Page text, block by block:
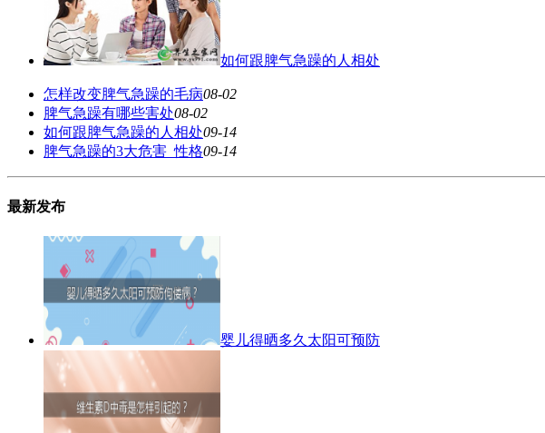
如何跟脾气急躁的人相处
怎样改变脾气急躁的毛病08-02
脾气急躁有哪些害处08-02
如何跟脾气急躁的人相处09-14
脾气急躁的3大危害_性格09-14
最新发布
婴儿得晒多久太阳可预防